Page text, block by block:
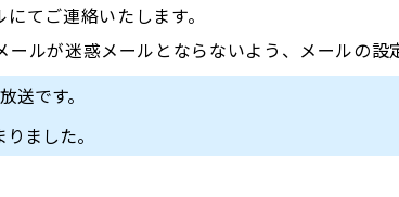
てご連絡いたします。
が迷惑メールとならないよう、メールの設
送です。
ました。